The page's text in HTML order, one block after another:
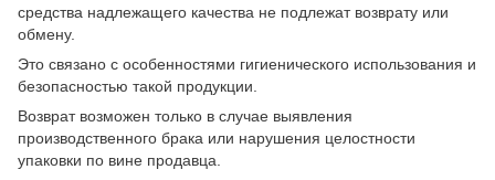
средства надлежащего качества не подлежат возврату или
обмену.
Это связано с особенностями гигиенического использования и
безопасностью такой продукции.
Возврат возможен только в случае выявления
производственного брака или нарушения целостности
упаковки по вине продавца.